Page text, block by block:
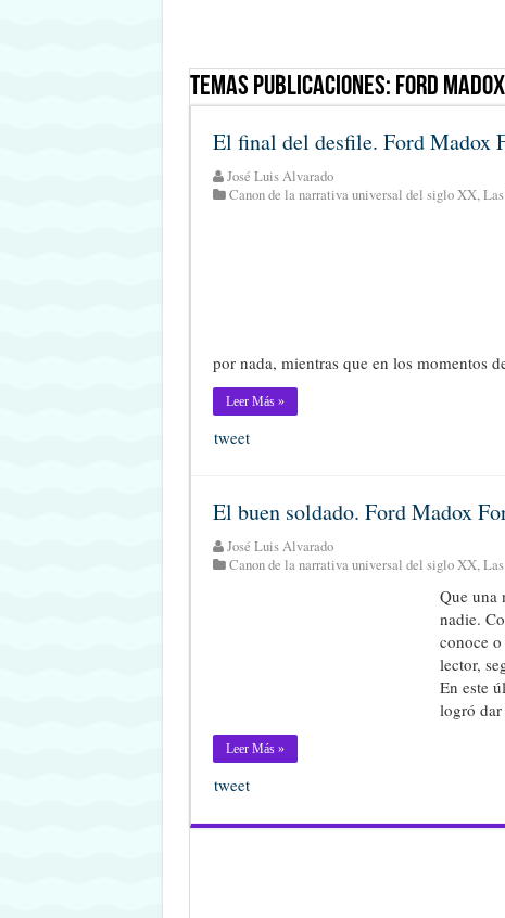
Temas Publicaciones: Ford
El final del desfile. Ford Madox
José Luis Alvarado
Canon de la narrativa universal del siglo XX,
por nada, mientras que en los momentos
Leer Más »
tweet
El buen soldado. Ford Madox
José Luis Alvarado
Canon de la narrativa universal del siglo XX,
Que una
nadie.
conoce
lector,
En este
logró
Leer Más »
tweet